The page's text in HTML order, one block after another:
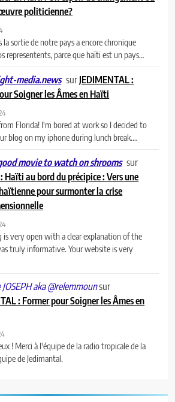
politicienne?
la sortie de notre pays a encore chronique
representents, parce que haïti est un pays…
media.news surJEDIMENTAL :
Soigner les Âmes en Haïti
Florida! I'm bored at work so I decided to
blog on my iphone during lunch break.…
movie to watch on shrooms sur
Haïti au bord du précipice : Vers une
pour surmonter la crise
is very open with a clear explanation of the
truly informative. Your website is very
aka @relemmounsur
: Former pour Soigner les Âmes en
! Merci à l'équipe de la radio tropicale de la
de Jedimantal.